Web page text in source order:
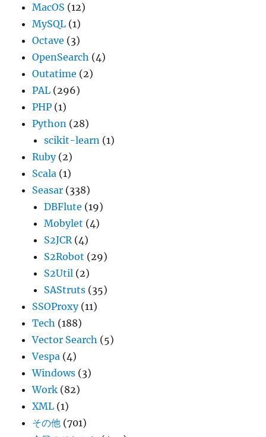
MacOS (12)
MySQL (1)
Octave (3)
OpenSearch (4)
Outatime (2)
PAL (296)
PHP (1)
Python (28)
scikit-learn (1)
Ruby(2)
Scala (1)
Seasar (338)
DBFlute (19)
Mobylet (4)
S2JCR(4)
S2Robot (29)
S2Util (2)
SAStruts (35)
SSOProxy(11)
Tech (188)
Vector Search (5)
Vespa (4)
Windows (3)
Work (82)
XML (1)
その他 (701)